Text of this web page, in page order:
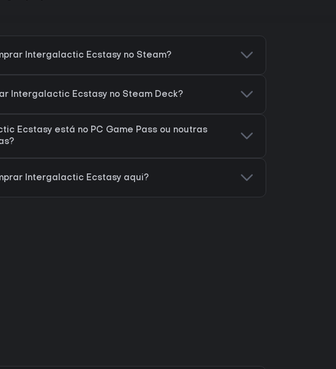
Intergalactic Ecstasy no Steam?
Intergalactic Ecstasy no Steam Deck?
Ecstasy está no PC Game Pass ou noutras
Intergalactic Ecstasy aqui?